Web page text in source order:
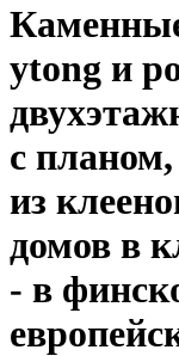
ytong и
с
из
домов в
- в